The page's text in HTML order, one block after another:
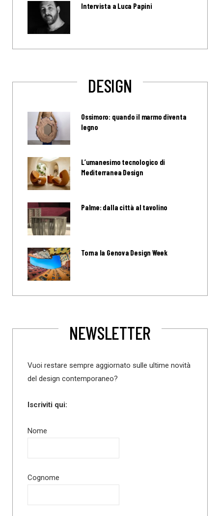
Intervista a Luca Papini
DESIGN
Ossimoro: quando il marmo diventa
legno
L’umanesimo tecnologico di
Mediterranea Design
Palme: dalla città al tavolino
Torna la Genova Design Week
NEWSLETTER
Vuoi restare sempre aggiornato sulle ultime novità
del design contemporaneo?
Iscriviti qui:
Nome
Cognome